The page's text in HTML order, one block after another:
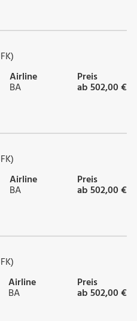
Airline
BA
Preis
ab 502,00 €
Airline
BA
Preis
ab 502,00 €
Airline
BA
Preis
ab 502,00 €